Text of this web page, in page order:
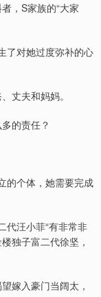
，S家族的“大家
了对她过度弥补的心
丈夫和妈妈。
的责任？
的个体，她需要完成
代汪小菲“有非常非
独子富二代徐坚，
嫁入豪门当阔太，